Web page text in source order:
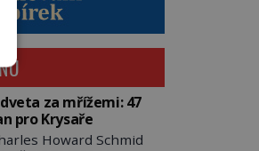
za mřížemi: 47
pro Krysaře
Howard Schmid